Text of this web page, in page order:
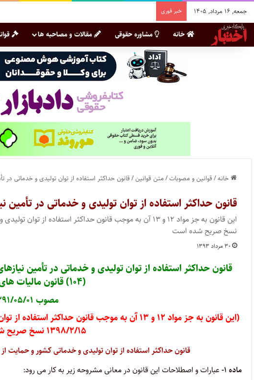
جمعه, ۱۶ مرداد, ۱۴۰۵ خبر فوری
خانه مشاوره حقوقی مقالات و مصاحبه ها
خانه/قوانین و مصوبات/متن قوانین/قانون حداکثر استفاده از توان تولیدی و خدماتی در
قانون حداکثر استفاده از توان تولیدی و خدماتی در تأمین
نسخ صریح شده است
۳۰ مرداد ۱۳۹۳
قانون حداکثر استفاده از توان تولیدی و خدماتی در تأمین
(۱۰۴) قانون مالیات های مستقیم
مصوب ۱۳۹۱/۰۵/۰۱
(این قانون به جز مواد ۱۲ و ۱۳ آن به موجب
قانون حداکثر استفاده از
۱۳۹۸/۲/۱۵ نسخ صریح
قانون حداکثر استفاده از توان تولیدی و خدماتی کشور و حمایت از کالای ایرانی مصوب
ماده ۱-
عبارات و اصطلاحات این قانون در معانی مشروحه زیر به کار می رود: